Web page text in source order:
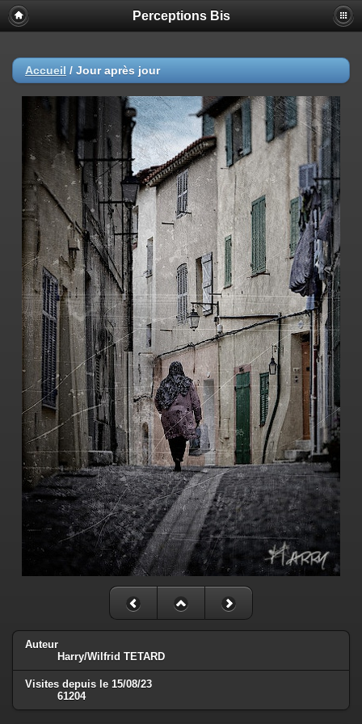
Perceptions Bis
Accueil / Jour après jour
Auteur
Harry/Wilfrid TETARD
Visites depuis le 15/08/23
61204